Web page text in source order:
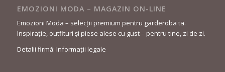
EMOZIONI MODA – MAGAZIN ON-LINE
Emozioni Moda – selecții premium pentru garderoba ta.
Inspirație, outfituri și piese alese cu gust – pentru tine, zi de zi.
Detalii firmă: Informații legale